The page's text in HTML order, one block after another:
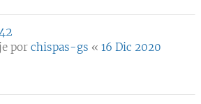
por chispas-gs « 16 Dic 2020